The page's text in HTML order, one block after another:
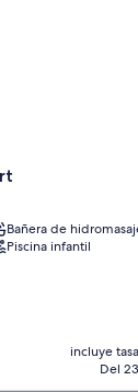
Bañera de
Piscina infantil
incluye
Del